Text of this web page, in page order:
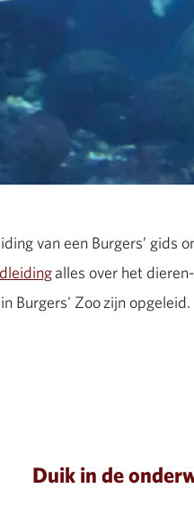
van een Burgers’ gids
alles over het
Burgers' Zoo zijn opgeleid.
Duik in de